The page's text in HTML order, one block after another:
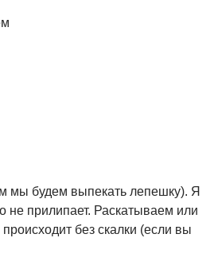
мы будем выпекать лепешку). Я
не прилипает. Раскатываем или
без скалки (если вы